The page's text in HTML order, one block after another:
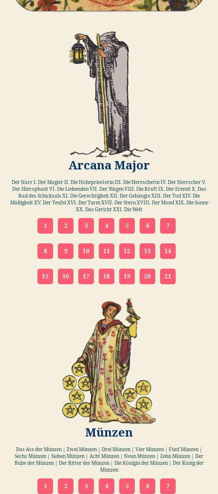
Arcana Major
Der Narr I. Der Magier II. Die Hohepriesterin III. Die Herrscherin IV. Der Herrscher V.
Der Hierophant VI. Die Liebenden VII. Der Wagen VIII. Die Kraft IX. Der Eremit X. Das
Rad des Schicksals XI. Die Gerechtigkeit XII. Der Gehängte XIII. Der Tod XIV. Die
Mäßigkeit XV. Der Teufel XVI. Der Turm XVII. Der Stern XVIII. Der Mond XIX. Die Sonne
XX. Das Gericht XXI. Die Welt
1 2 3 4 5 6 7
8 9 10 11 12 13 14
15 16 17 18 19 20 21
Münzen
Das Ass der Münzen | Zwei Münzen | Drei Münzen | Vier Münzen | Fünf Münzen |
Sechs Münzen | Sieben Münzen | Acht Münzen | Neun Münzen | Zehn Münzen | Der
Bube der Münzen | Der Ritter der Münzen | Die Königin der Münzen | Der König der
Münzen
1 2 3 4 5 6 7